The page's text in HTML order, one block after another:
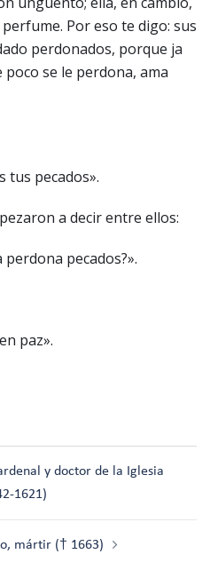
Por eso te digo: sus
perdonados, porque ja
se le perdona, ama
tus pecados».
a decir entre ellos:
pecados?».
paz».
y doctor de la Iglesia
1621)
mártir († 1663)